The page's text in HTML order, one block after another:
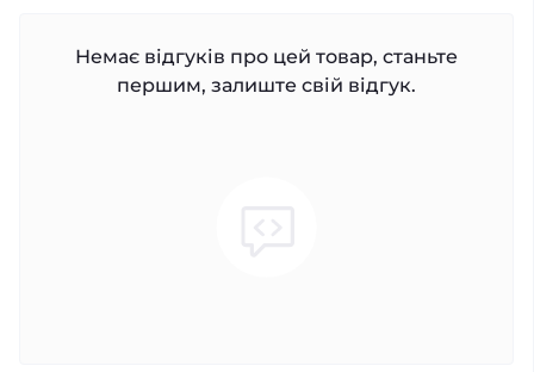
Немає відгуків про цей товар, станьте
першим, залиште свій відгук.